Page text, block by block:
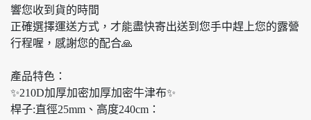
響您收到貨的時間
正確選擇運送方式，才能盡快寄出送到您手中趕上您的露營
行程喔，感謝您的配合🙏
產品特色：
✨210D加厚加密加厚加密牛津布✨
桿子:直徑25mm、高度240cm：